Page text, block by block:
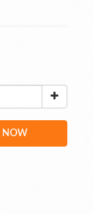
NOW